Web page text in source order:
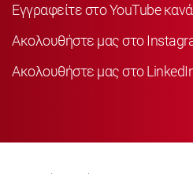
Εγγραφείτε στο YouTube
Ακολουθήστε μας στο
Ακολουθήστε μας στο